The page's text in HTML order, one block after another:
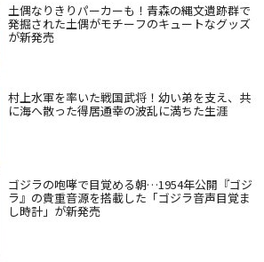
土偶なりきりパーカーも！青森の縄文遺跡群で
発掘された土偶がモチーフのキュートなグッズ
が新発売
村上水軍を率いた戦国武将！幼い弟を支え、共
に海へ散った得居通幸の波乱に満ちた生涯
ゴジラの咆哮で目覚める朝…1954年公開『ゴジ
ラ』の貴重音源を搭載した「ゴジラ音声目覚ま
し時計」が新発売